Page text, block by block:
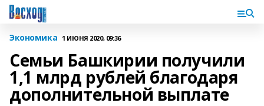
Экономика 1 ИЮНЯ 2020, 09:36
Семьи Башкирии получили
1,1 млрд рублей благодаря
дополнительной выплате